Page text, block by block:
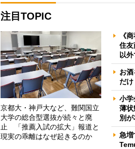
注目TOPIC
京都大・神戸大など、難関国立
大学の総合型選抜が続々と廃
止 「推薦入試の拡大」報道と
現実の乖離はなぜ起きるのか
《
住
以
お
だ
小
薄
別
急